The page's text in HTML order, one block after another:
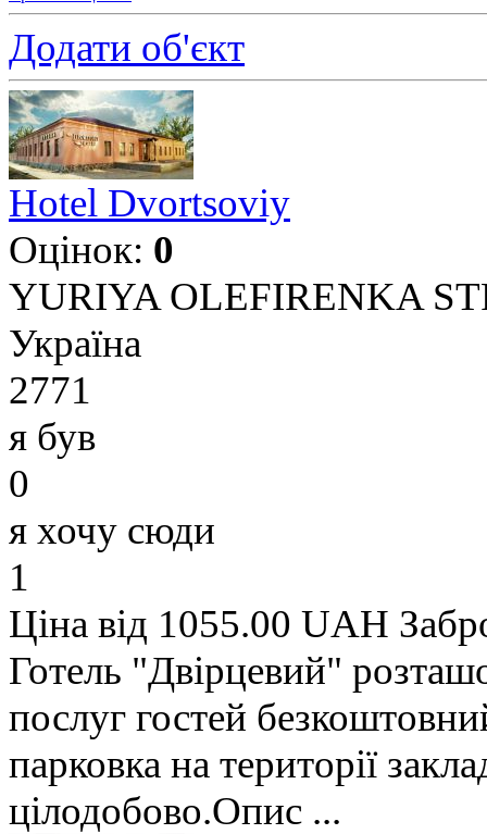
Додати об'єкт
Hotel Dvortsoviy
Оцінок: 0
YURIYA OLEFIRENKA
Україна
2771
я був
0
я хочу сюди
1
Ціна від 1055.00 UAH
Готель "Двірцевий"
послуг гостей
парковка на території
цілодобово.Опис ...